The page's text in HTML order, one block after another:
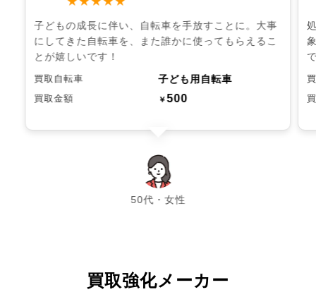
子どもの成長に伴い、自転車を手放すことに。大事
にしてきた自転車を、また誰かに使ってもらえるこ
とが嬉しいです！
買取自転車 子ども用自転車
買取金額 ￥500
50代・女性
chevron_left chevron_right
買取強化メーカー